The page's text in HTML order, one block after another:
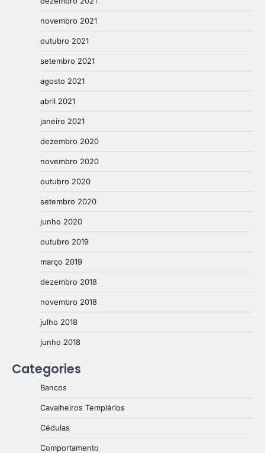
novembro 2021
outubro 2021
setembro 2021
agosto 2021
abril 2021
janeiro 2021
dezembro 2020
novembro 2020
outubro 2020
setembro 2020
junho 2020
outubro 2019
março 2019
dezembro 2018
novembro 2018
julho 2018
junho 2018
Categories
Bancos
Cavalheiros Templários
Cédulas
Comportamento